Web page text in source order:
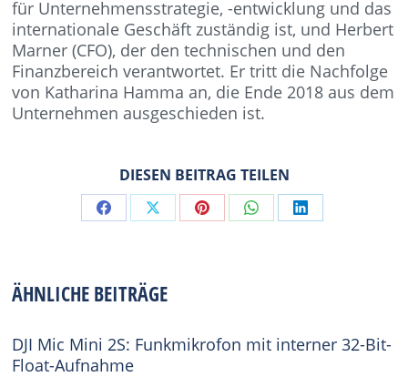
für Unternehmensstrategie, -entwicklung und das
internationale Geschäft zuständig ist, und Herbert
Marner (CFO), der den technischen und den
Finanzbereich verantwortet. Er tritt die Nachfolge
von Katharina Hamma an, die Ende 2018 aus dem
Unternehmen ausgeschieden ist.
DIESEN BEITRAG TEILEN
Share Share Share Share Share
ÄHNLICHE BEITRÄGE
DJI Mic Mini 2S: Funkmikrofon mit interner 32-Bit-
Float-Aufnahme